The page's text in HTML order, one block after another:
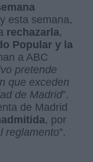
y esta semana,
rechazarla,
Popular y la
a ABC
pretende
que exceden
de Madrid”.
de Madrid
, por
reglamento”.